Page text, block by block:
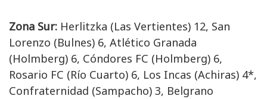
Zona Sur: Herlitzka (Las Vertientes) 12, San
Lorenzo (Bulnes) 6, Atlético Granada
(Holmberg) 6, Cóndores FC (Holmberg) 6,
Rosario FC (Río Cuarto) 6, Los Incas (Achiras) 4*,
Confraternidad (Sampacho) 3, Belgrano